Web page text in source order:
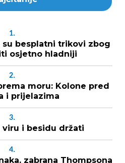
1.
su besplatni trikovi zbog
osjetno hladniji
2.
moru: Kolone pred
i prijelazima
3.
i besidu držati
4.
zabrana Thompsona